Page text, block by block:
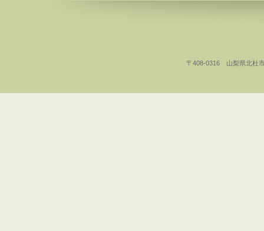
〒408-0316 山梨県北杜